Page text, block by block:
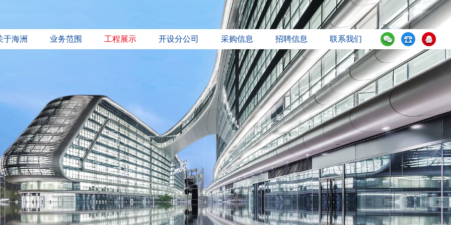
于海洲 业务范围 工程展示 开设分公司 采购信息 招聘信息 联系我们